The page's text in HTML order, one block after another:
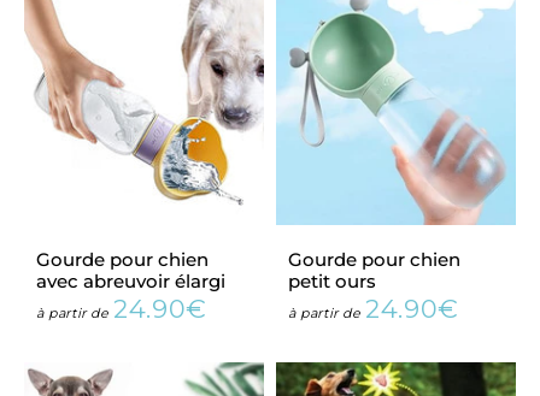
Gourde pour chien
avec abreuvoir élargi
à partir de Prix
24.90€
Gourde pour chien
petit ours
à partir de Prix
24.90€